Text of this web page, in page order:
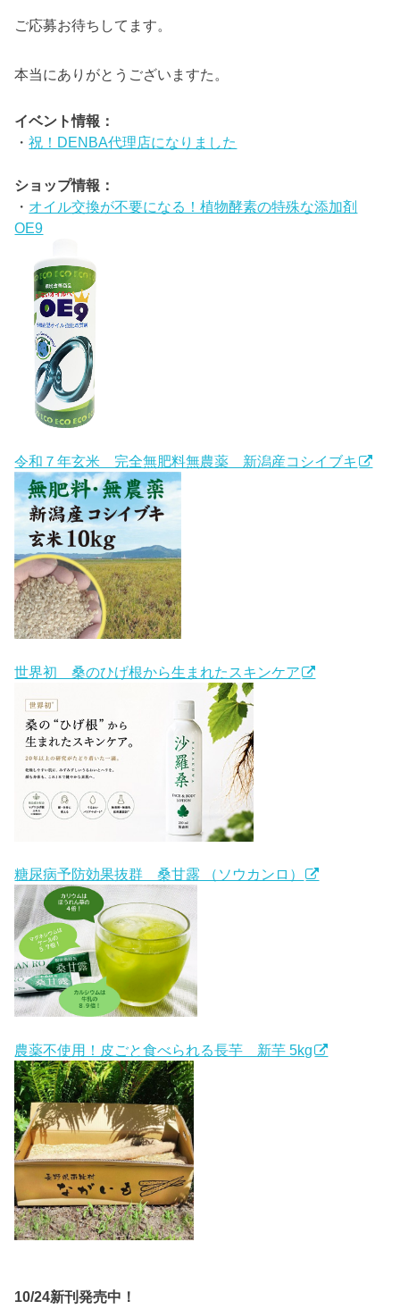
ご応募お待ちしてます。
本当にありがとうございますた。
イベント情報：
・祝！DENBA代理店になりました
ショップ情報：
・ オイル交換が不要になる！植物酵素の特殊な添加剤
OE9
令和７年玄米 完全無肥料無農薬 新潟産コシイブキ
世界初 桑のひげ根から生まれたスキンケア
糖尿病予防効果抜群 桑甘露 （ソウカンロ）
農薬不使用！皮ごと食べられる長芋 新芋 5kg
10/24新刊発売中！